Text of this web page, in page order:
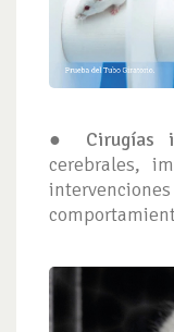
● Cirugías
cerebrales,